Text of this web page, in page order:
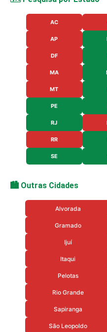
AC
AP
DF
MA
MT
PE
RJ
RR
SE
🏙️ Outras Cidades
Alvorada
Gramado
Ijuí
Itaqui
Pelotas
Rio Grande
Sapiranga
São Leopoldo